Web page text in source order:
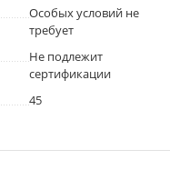
Особых условий не
требует
Не подлежит
сертификации
45